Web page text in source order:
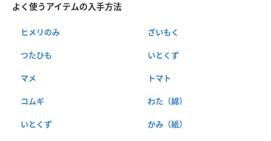
よく使うアイテムの入手方法
ヒメリのみ ざいもく
つたひも いとくず
マメ トマト
コムギ わた（綿）
いとくず かみ（紙）